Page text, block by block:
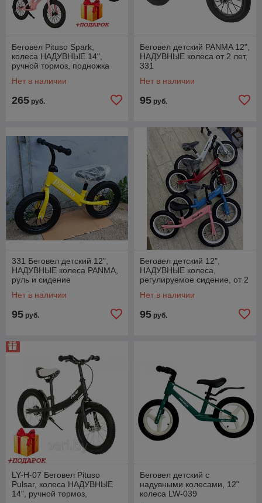
Беговел Pituso Spark,
колеса НАДУВНЫЕ 14",
ручной тормоз, подножка
Нет в наличии
265 руб.
Беговел детский PANMA 12",
НАДУВНЫЕ колеса от 2 лет,
331
Нет в наличии
95 руб.
331 Беговел детский 12",
НАДУВНЫЕ колеса PANMA,
руль и сидение
Нет в наличии
95 руб.
Беговел детский 12",
НАДУВНЫЕ колеса,
регулируемое сидение, от 2
Нет в наличии
95 руб.
LY-H-07 Беговел Pituso
Pulsar, колеса НАДУВНЫЕ
14", ручной тормоз,
Беговел детский с
надувными колесами, 12"
колеса LW-039